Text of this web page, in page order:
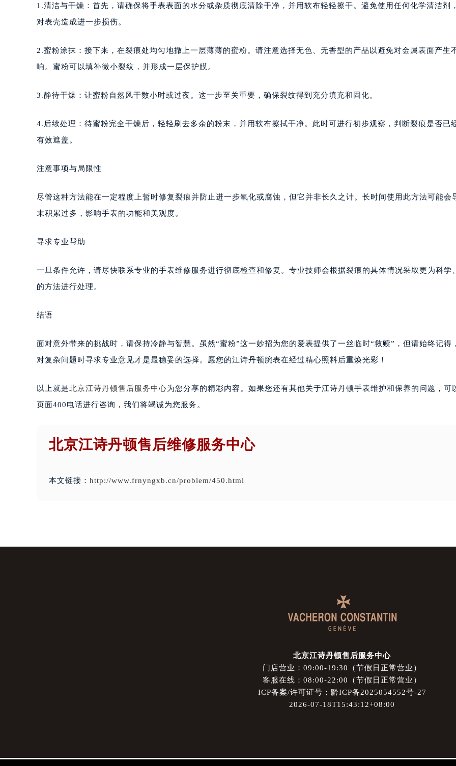
1.清洁与干燥：首先，请确保将手表表面的水分或杂质彻底清除干净，并用软布轻轻擦干。避免使用任何化学清洁剂
对表壳造成进一步损伤。
2.蜜粉涂抹：接下来，在裂痕处均匀地撒上一层薄薄的蜜粉。请注意选择无色、无香型的产品以避免对金属表面产生
响。蜜粉可以填补微小裂纹，并形成一层保护膜。
3.静待干燥：让蜜粉自然风干数小时或过夜。这一步至关重要，确保裂纹得到充分填充和固化。
4.后续处理：待蜜粉完全干燥后，轻轻刷去多余的粉末，并用软布擦拭干净。此时可进行初步观察，判断裂痕是否已
有效遮盖。
注意事项与局限性
尽管这种方法能在一定程度上暂时修复裂痕并防止进一步氧化或腐蚀，但它并非长久之计。长时间使用此方法可能会
末积累过多，影响手表的功能和美观度。
寻求专业帮助
一旦条件允许，请尽快联系专业的手表维修服务进行彻底检查和修复。专业技师会根据裂痕的具体情况采取更为科学
的方法进行处理。
结语
面对意外带来的挑战时，请保持冷静与智慧。虽然“蜜粉”这一妙招为您的爱表提供了一丝临时“救赎”，但请始终记得
对复杂问题时寻求专业意见才是最稳妥的选择。愿您的江诗丹顿腕表在经过精心照料后重焕光彩！
以上就是北京江诗丹顿售后服务中心为您分享的精彩内容。如果您还有其他关于江诗丹顿手表维护和保养的问题，可
页面400电话进行咨询，我们将竭诚为您服务。
北京江诗丹顿售后维修服务中心
本文链接： http://www.frnyngxb.cn/problem/450.html
北京江诗丹顿售后服务中心
门店营业：09:00-19:30（节假日正常营业）
客服在线：08:00-22:00（节假日正常营业）
ICP备案/许可证号：黔ICP备2025054552号-27
2026-07-18T15:43:12+08:00